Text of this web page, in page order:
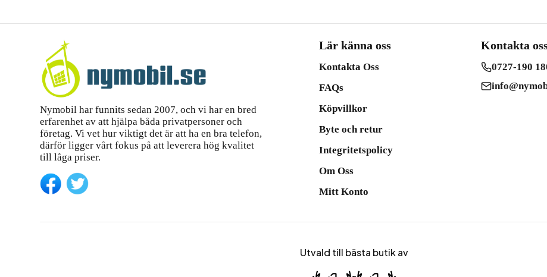
Nymobil har funnits sedan 2007, och vi har en bred
erfarenhet av att hjälpa båda privatpersoner och
företag. Vi vet hur viktigt det är att ha en bra telefon,
därför ligger vårt fokus på att leverera hög kvalitet
till låga priser.
Lär känna oss
Kontakta Oss
FAQs
Köpvillkor
Byte och retur
Integritetspolicy
Om Oss
Mitt Konto
Kontakta
0727-190
Utvald till bästa butik av